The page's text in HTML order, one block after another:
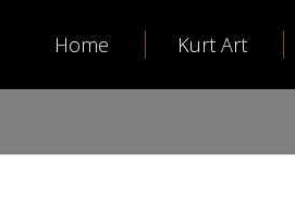
Home Kurt Art